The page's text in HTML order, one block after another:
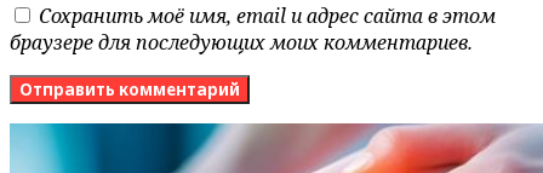
Сохранить моё имя, email и адрес сайта в этом
браузере для последующих моих комментариев.